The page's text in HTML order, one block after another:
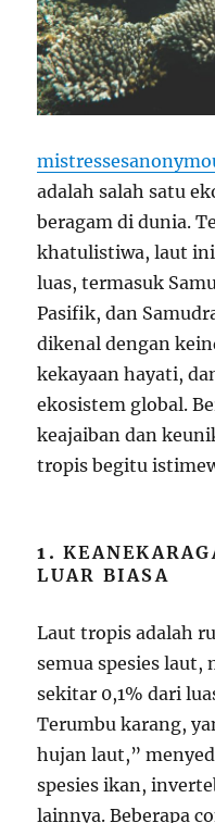
adalah salah satu
beragam di dunia.
khatulistiwa, laut
luas, termasuk
Pasifik, dan
dikenal dengan
kekayaan hayati,
ekosistem global.
keajaiban dan
tropis begitu
1.
LUAR BIASA
Laut tropis adalah
semua spesies laut,
sekitar 0,1% dari
Terumbu karang,
hujan laut,”
spesies ikan,
lainnya. Beberapa